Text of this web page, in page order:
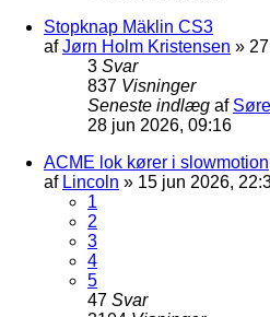
Stopknap Mäklin CS3
afJørn Holm Kristensen »
3 Svar
837 Visninger
Seneste indlæg af
28 jun 2026, 09:16
ACME lok kører i slowmotion
af Lincoln » 15 jun 2026,
1
2
3
4
5
47 Svar